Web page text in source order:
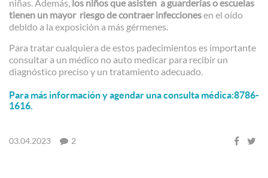
niñas. Además, los niños que asisten a guarderías o escuelas
tienen un mayor riesgo de contraer infeccionesen el oído
debido a la exposición a más gérmenes.
Para tratar cualquiera de estos padecimientos es importante
consultar a un médico no auto medicar para recibir un
diagnóstico preciso y un tratamiento adecuado.
Para más información y agendar una consulta médica:8786-
1616.
03.04.2023 2